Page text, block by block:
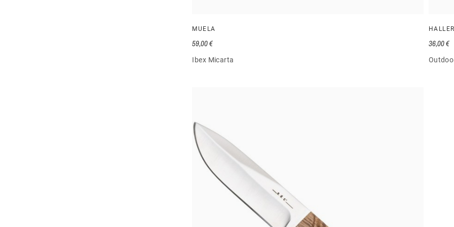
MUELA
Ibex Micarta
59,00 € 36,00 €